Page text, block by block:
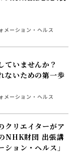
メーション・ヘルス
ていませんか？
ないための第一歩
メーション・ヘルス
クリエイターがア
のNHK財団 出張講
ョン・ヘルス」